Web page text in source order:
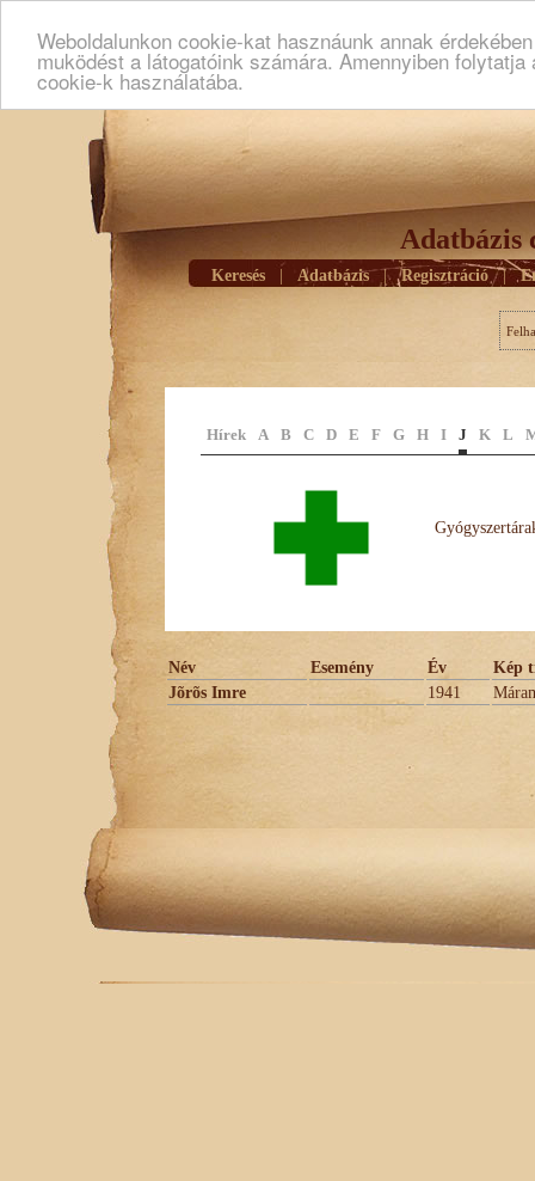
Weboldalunkon cookie-kat hasznáunk annak
muködést a látogatóink számára. Amennyiben
cookie-k használatába.
Adatbázis
Keresés Adatbázis | Regisztráció |
Hírek A B C D E F G H I J K L
Név Esemény Év
Kép
Jõrõs Imre
1941